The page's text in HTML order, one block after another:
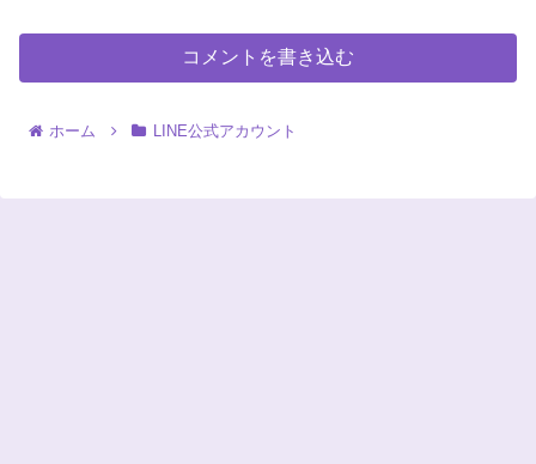
コメントを書き込む
ホーム LINE公式アカウント